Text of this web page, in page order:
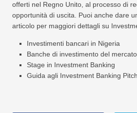
offerti nel Regno Unito, al processo di
opportunità di uscita. Puoi anche dare
articolo per maggiori dettagli su
Investimenti bancari in Nigeria
Banche di investimento del
Stage in Investment Banking
Guida agli Investment Banking